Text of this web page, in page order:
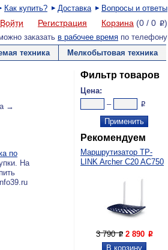
Как купить? Доставка Вопросы и ответы
Войти Регистрация Корзина (0 / 0 P)
заказать в рабочее время по телефону
техника Мелкобытовая техника
Фильтр товаров
Цена:
–
P
Рекомендуем
Маршрутизатор TP-
LINK Archer C20 AC750
3 790P 2 890 P
→
по
На